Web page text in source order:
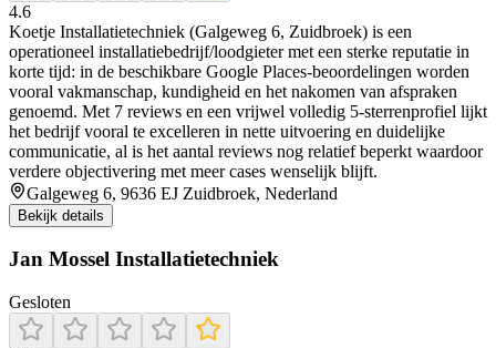
4.6
Koetje Installatietechniek (Galgeweg 6, Zuidbroek) is een
operationeel installatiebedrijf/loodgieter met een sterke reputatie in
korte tijd: in de beschikbare Google Places-beoordelingen worden
vooral vakmanschap, kundigheid en het nakomen van afspraken
genoemd. Met 7 reviews en een vrijwel volledig 5-sterrenprofiel lijkt
het bedrijf vooral te excelleren in nette uitvoering en duidelijke
communicatie, al is het aantal reviews nog relatief beperkt waardoor
verdere objectivering met meer cases wenselijk blijft.
Galgeweg 6, 9636 EJ Zuidbroek, Nederland
Bekijk details
Jan Mossel Installatietechniek
Gesloten